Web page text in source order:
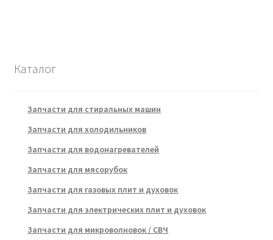
Каталог
Запчасти для стиральных машин
Запчасти для холодильников
Запчасти для водонагревателей
Запчасти для мясорубок
Запчасти для газовых плит и духовок
Запчасти для электрических плит и духовок
Запчасти для микроволновок / СВЧ